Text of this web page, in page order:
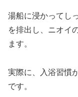
湯船に浸かってし
を排出し、ニオイ
ます。
実際に、入浴習慣
です。